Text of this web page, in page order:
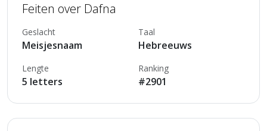
Feiten over Dafna
Geslacht
Meisjesnaam
Taal
Hebreeuws
Lengte
5 letters
Ranking
#2901